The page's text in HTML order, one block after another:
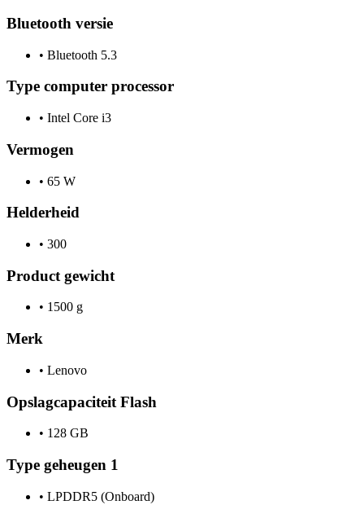
Bluetooth versie
• Bluetooth 5.3
Type computer processor
• Intel Core i3
Vermogen
• 65 W
Helderheid
• 300
Product gewicht
• 1500 g
Merk
• Lenovo
Opslagcapaciteit Flash
• 128 GB
Type geheugen 1
• LPDDR5 (Onboard)